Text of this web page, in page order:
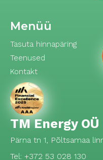
TM Energy OÜ
Pärna tn 1, Põltsamaa
Tel: +372 53 028 130
Menüü
Tasuta hinnapäring
Teenused
Kontakt